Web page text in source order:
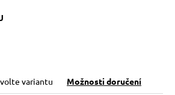
variantu Možnosti doručení